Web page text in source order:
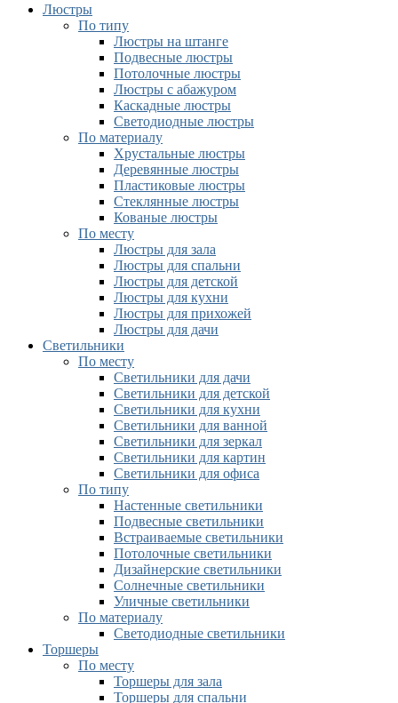
Люстры
По типу
Люстры на штанге
Подвесные люстры
Потолочные люстры
Люстры с абажуром
Каскадные люстры
Светодиодные люстры
По материалу
Хрустальные люстры
Деревянные люстры
Пластиковые люстры
Стеклянные люстры
Кованые люстры
По месту
Люстры для зала
Люстры для спальни
Люстры для детской
Люстры для кухни
Люстры для прихожей
Люстры для дачи
Светильники
По месту
Светильники для дачи
Светильники для детской
Светильники для кухни
Светильники для ванной
Светильники для зеркал
Светильники для картин
Светильники для офиса
По типу
Настенные светильники
Подвесные светильники
Встраиваемые светильники
Потолочные светильники
Дизайнерские светильники
Солнечные светильники
Уличные светильники
По материалу
Светодиодные светильники
Торшеры
По месту
Торшеры для зала
Торшеры для спальни